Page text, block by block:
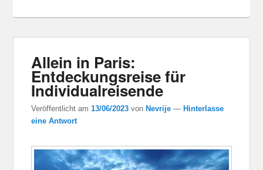
Allein in Paris:
Entdeckungsreise für
Individualreisende
Veröffentlicht am13/06/2023 von Nevrije — Hinterlasse
eine Antwort